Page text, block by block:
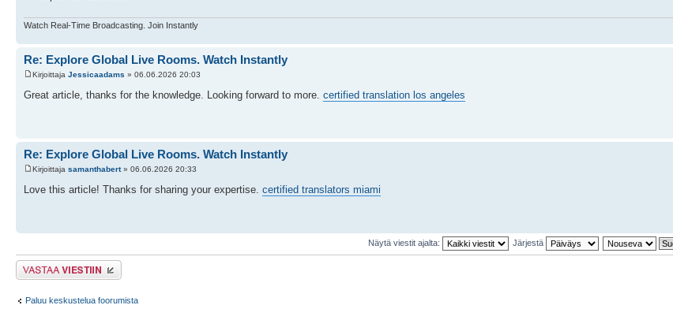
Watch Real-Time Broadcasting. Join Instantly
Re: Explore Global Live Rooms. Watch Instantly
Kirjoittaja Jessicaadams » 06.06.2026 20:03
Great article, thanks for the knowledge. Looking forward to more. certified translation los angeles
Re: Explore Global Live Rooms. Watch Instantly
Kirjoittaja samanthabert» 06.06.2026 20:33
Love this article! Thanks for sharing your expertise. certified translators miami
Näytä viestit ajalta: Järjestä
Lähetä vastaus
Paluu keskustelua foorumista